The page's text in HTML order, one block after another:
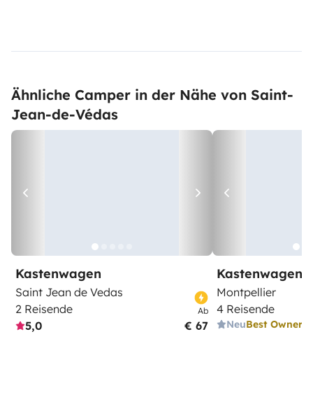
Ähnliche Camper in der Nähe von Saint-
Jean-de-Védas
Kastenwagen
Saint Jean de Vedas
2 Reisende
5,0
Ab
€ 67
Kastenwagen
Montpellier
4 Reisende
NeuBest Owner